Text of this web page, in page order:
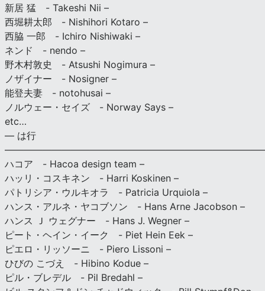
新居 猛 - Takeshi Nii –
西堀耕太郎 - Nishihori Kotaro –
西脇 一郎 - Ichiro Nishiwaki –
ネンド - nendo –
野木村敦史 - Atsushi Nogimura –
ノザイナー - Nosigner –
能登夫妻 - notohusai –
ノルウェー・セイズ - Norway Says –
etc…
— は行
ハコア - Hacoa design team –
ハッリ・コスキネン - Harri Koskinen –
パトリシア・ウルキオラ - Patricia Urquiola –
ハンス・アルネ・ヤコブソン - Hans Arne Jacobson –
ハンス Ｊ ウェグナー - Hans J. Wegner –
ピート・ヘイン・イーク - Piet Hein Eek –
ピエロ・リッソーニ - Piero Lissoni –
ひびの こづえ - Hibino Kodue –
ピル・ブレデル - Pil Bredahl –